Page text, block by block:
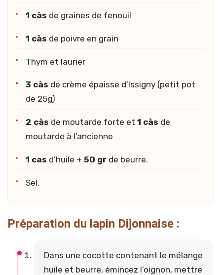
1 càs de graines de fenouil
1 càs de poivre en grain
Thym et laurier
3 càs de crème épaisse d’Issigny (petit pot
de 25g)
2 càs de moutarde forte et 1 càs de
moutarde à l’ancienne
1 cas d’huile + 50 gr de beurre.
Sel.
Préparation du lapin Dijonnaise :
Dans une cocotte contenant le mélange
huile et beurre, émincez l’oignon, mettre